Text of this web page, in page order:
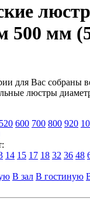
500 мм
для Вас собраны
люстры
520 600 700 800 920
14 15 17 18 32 36 48
В зал В гостиную